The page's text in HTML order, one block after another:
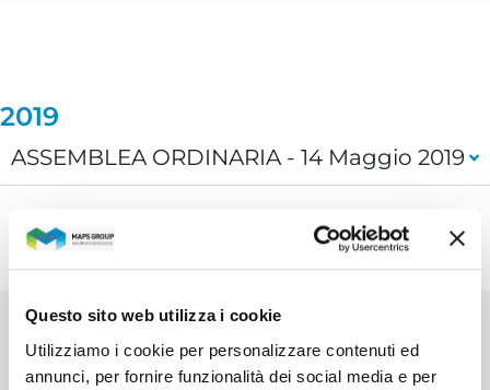
Questo sito web utilizza i cookie
Utilizziamo i cookie per personalizzare contenuti ed
annunci, per fornire funzionalità dei social media e per
2019
ASSEMBLEA ORDINARIA - 14 Maggio 2019
CONTATTI